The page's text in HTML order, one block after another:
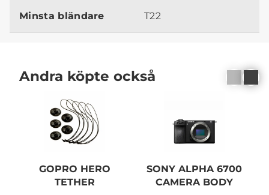
Minsta bländare T22
Andra köpte också
GOPRO HERO
TETHER
SONY ALPHA 6700
CAMERA BODY